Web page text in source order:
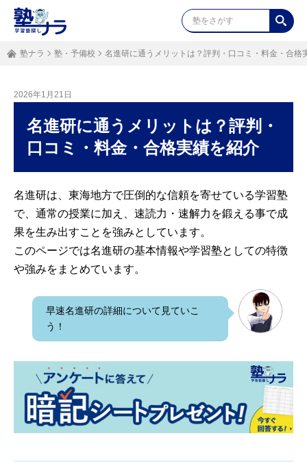
塾ナラ 塾・予備校 名進研に通うメリットは？評判・口コミ・料金・合格
2026年1月21日
名進研に通うメリットは？評判・
口コミ・料金・合格実績を紹介
名進研は、東海地方で圧倒的な信頼を寄せている学習塾
で、通常の授業に加え、速読力・速解力を鍛える事で成
果を生み出すことを強みとしています。
このページでは名進研の基本情報や学習塾としての特徴
や強みをまとめています。
早速名進研の詳細について見ていこ
う！